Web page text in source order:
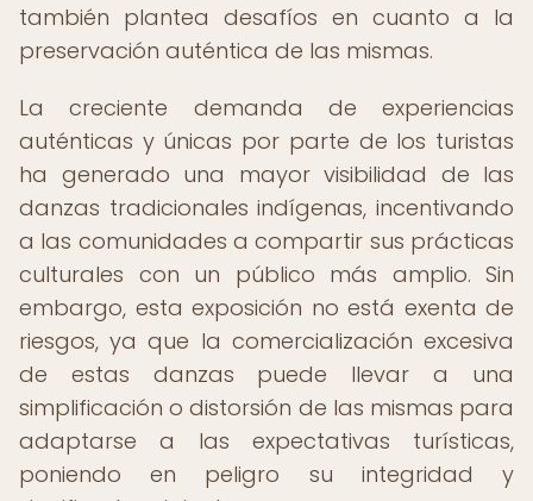
también plantea desafíos en cuanto a la
preservación auténtica de las mismas.
La creciente demanda de experiencias
auténticas y únicas por parte de los turistas
ha generado una mayor visibilidad de las
danzas tradicionales indígenas, incentivando
a las comunidades a compartir sus prácticas
culturales con un público más amplio. Sin
embargo, esta exposición no está exenta de
riesgos, ya que la comercialización excesiva
de estas danzas puede llevar a una
simplificación o distorsión de las mismas para
adaptarse a las expectativas turísticas,
poniendo en peligro su integridad y